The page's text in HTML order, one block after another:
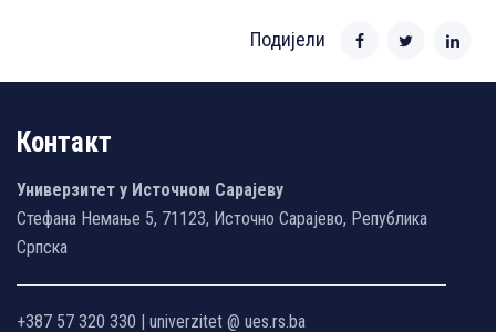
Подијели
Контакт
Универзитет у Источном Сарајеву
Стефана Немање 5, 71123, Источно Сарајево, Република
Српска
+387 57 320 330 | univerzitet @ ues.rs.ba